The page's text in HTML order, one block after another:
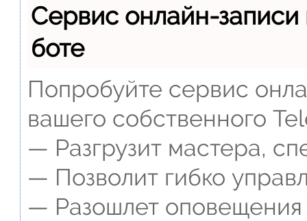
Сервис онлайн-
боте
Попробуйте сервис
вашего собственного
— Разгрузит мастера,
— Позволит гибко
— Разошлет оповещения